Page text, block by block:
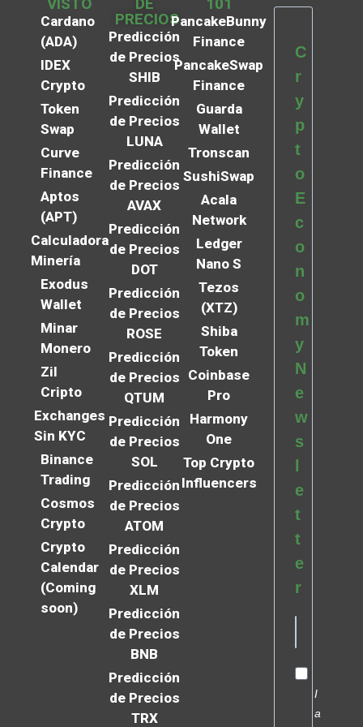
VISTO
Cardano
(ADA)
IDEX
Crypto
Token
Swap
Curve
Finance
Aptos
(APT)
Calculadora
Minería
Exodus
Wallet
Minar
Monero
Zil
Cripto
Exchanges
Sin KYC
Binance
Trading
Cosmos
Crypto
Crypto
Calendar
(Coming
soon)
DE
PRECIOS
Predicción
de Precios
SHIB
Predicción
de Precios
LUNA
Predicción
de Precios
AVAX
Predicción
de Precios
DOT
Predicción
de Precios
ROSE
Predicción
de Precios
QTUM
Predicción
de Precios
SOL
Predicción
de Precios
ATOM
Predicción
de Precios
XLM
Predicción
de Precios
BNB
Predicción
de Precios
TRX
101
PancakeBunny
Finance
PancakeSwap
Finance
Guarda
Wallet
Tronscan
SushiSwap
Acala
Network
Ledger
Nano S
Tezos
(XTZ)
Shiba
Token
Coinbase
Pro
Harmony
One
Top Crypto
Influencers
C
r
y
p
t
o
E
c
o
n
o
m
y
N
e
w
s
e
t
t
e
r
I
a